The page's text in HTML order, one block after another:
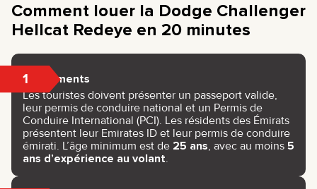
Comment louer la Dodge Challenger
Hellcat Redeye en 20 minutes
1 Documents
Les touristes doivent présenter un passeport valide,
leur permis de conduire national et un Permis de
Conduire International (PCI). Les résidents des Émirats
présentent leur Emirates ID et leur permis de conduire
émirati. L’âge minimum est de 25 ans, avec au moins 5
ans d’expérience au volant.